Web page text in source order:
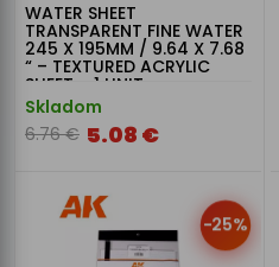
WATER SHEET
TRANSPARENT FINE WATER
245 X 195MM / 9.64 X 7.68
“ – TEXTURED ACRYLIC
SHEET – 1 UNIT
Skladom
6.76 € 5.08 €
-25%